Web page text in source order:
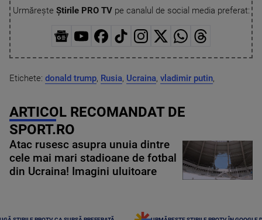
Urmărește Știrile PRO TVpe canalul de social media preferat:
Etichete: donald trump, Rusia, Ucraina, vladimir putin,
ARTICOL RECOMANDAT DE
SPORT.RO
Atac rusesc asupra unuia dintre
cele mai mari stadioane de fotbal
din Ucraina! Imagini uluitoare